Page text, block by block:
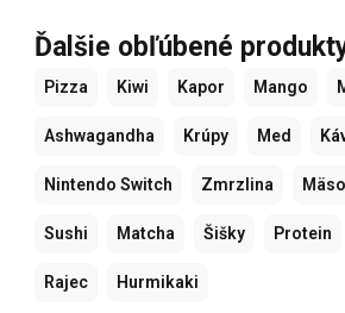
Ďalšie obľúbené
Pizza Kiwi Kapor Mango
Ashwagandha Krúpy Med
Nintendo Switch Zmrzlina Mäso
Sushi Matcha Šišky Protein
Rajec Hurmikaki